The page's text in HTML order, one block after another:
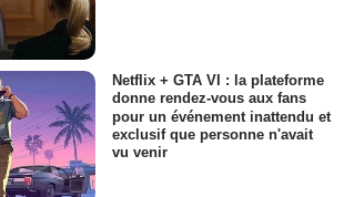
Netflix + GTA VI : la plateforme
donne rendez-vous aux fans
pour un événement inattendu et
exclusif que personne n'avait
vu venir